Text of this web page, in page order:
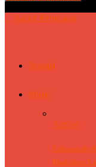
| Kabar Pemalang
Beranda
Artikel
Artikel
Liburan ke
Hadirkan